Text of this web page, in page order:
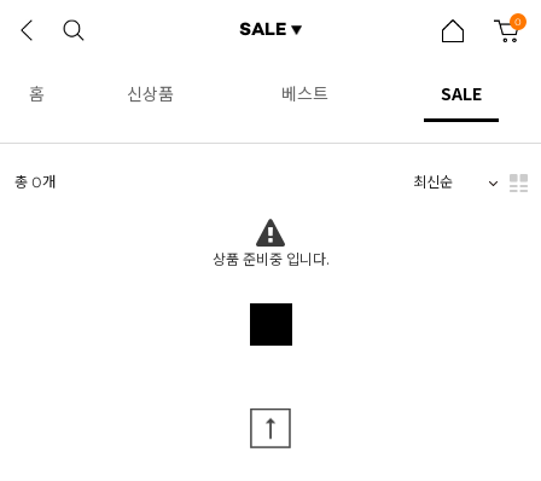
SALE 0
홈 신상품 베스트 SALE
총 0개
상품 준비중 입니다.